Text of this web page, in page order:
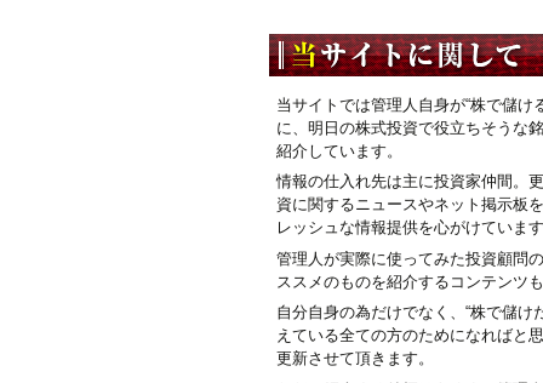
当サイトでは管理人自身が“株で儲け
に、明日の株式投資で役立ちそうな
紹介しています。
情報の仕入れ先は主に投資家仲間。
資に関するニュースやネット掲示板
レッシュな情報提供を心がけていま
管理人が実際に使ってみた投資顧問
ススメのものを紹介するコンテンツ
自分自身の為だけでなく、“株で儲け
えている全ての方のためになればと
更新させて頂きます。